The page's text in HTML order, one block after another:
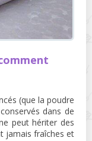
(que la poudre
dans de
peut hériter des
jamais fraîches et